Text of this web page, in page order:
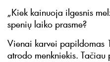
„Kiek kainuoja ilgesnis
spenių laiko prasme?
Vienai karvei papildomas
atrodo menkniekis. Tačiau